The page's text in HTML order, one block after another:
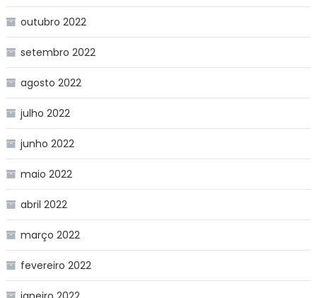
outubro 2022
setembro 2022
agosto 2022
julho 2022
junho 2022
maio 2022
abril 2022
março 2022
fevereiro 2022